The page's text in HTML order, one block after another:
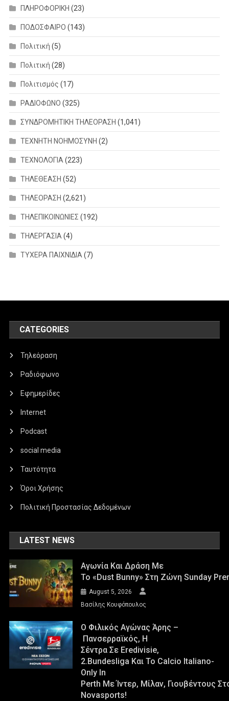
ΠΛΗΡΟΦΟΡΙΚΗ (23)
ΠΟΔΟΣΦΑΙΡΟ (143)
Πολιτική (5)
Πολιτική (28)
Πολιτισμός (17)
ΡΑΔΙΟΦΩΝΟ (325)
ΣΥΝΔΡΟΜΗΤΙΚΗ ΤΗΛΕΟΡΑΣΗ (1,041)
ΤΕΧΝΗΤΗ ΝΟΗΜΟΣΥΝΗ (2)
ΤΕΧΝΟΛΟΓΙΑ(223)
ΤΗΛΕΘΕΑΣΗ (52)
ΤΗΛΕΟΡΑΣΗ (2,621)
ΤΗΛΕΠΙΚΟΙΝΩΝΙΕΣ (192)
ΤΗΛΕΡΓΑΣΙΑ(4)
ΤΥΧΕΡΑ ΠΑΙΧΝΙΔΙΑ(7)
CATEGORIES
Τηλεόραση
Ραδιόφωνο
Εφημερίδες
Internet
Podcast
social media
Ταυτότητα
Όροι Χρήσης
Πολιτική Προστασίας Δεδομένων
LATEST NEWS
Αγωνία Και Δράση Με
Το «Dust Bunny» Στη Ζώνη Sunday
August 5, 2026
Βασίλης Κουφόπουλος
Ο Φιλικός Αγώνας Άρης –
Πανσερραϊκός, Η
Σέντρα Σε Eredivisie,
2.Bundesliga Και Το Calcio Italiano-
Only In
Perth Με Ίντερ, Μίλαν, Γιουβέντους
Novasports!